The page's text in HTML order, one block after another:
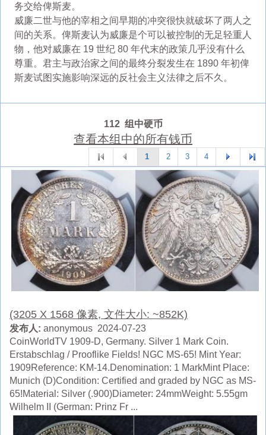
务交给俾斯麦。
威廉二世与他的宰相之间早期的冲突很快就破坏了两人之
间的关系。俾斯麦认为威廉是个可以被控制的无足轻重人
物，他对威廉在 19 世纪 80 年代末的政策几乎没有什么
尊重。君主与政治家之间的最终分裂发生在 1890 年初俾
斯麦试图实施影响深远的反社会主义法律之后不久。
112 组中硬币
查看本组中的所有钱币
1 2 3 4
(3205 X 1568 像素, 文件大小: ~852K)
发布人: anonymous 2024-07-23
CoinWorldTV 1909-D, Germany. Silver 1 Mark Coin.
Erstabschlag / Prooflike Fields! NGC MS-65! Mint Year:
1909Reference: KM-14.Denomination: 1 MarkMint Place:
Munich (D)Condition: Certified and graded by NGC as MS-
65!Material: Silver (.900)Diameter: 24mmWeight: 5.55gm
Wilhelm II (German: Prinz Fr ...